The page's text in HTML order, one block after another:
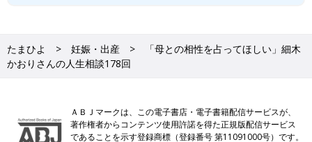
たまひよ 妊娠・出産
「母との相性を占ってほしい」細木
かおりさんの人生相談178回
ＡＢＪマークは、この電子書店・電子書籍配信サービスが、
著作権者からコンテンツ使用許諾を得た正規版配信サービス
であることを示す登録商標（登録番号 第11091000号）です。